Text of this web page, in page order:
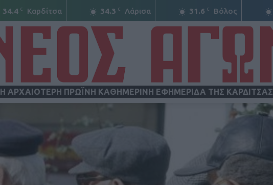
34.4 C Καρδίτσα 34.3 C Λάρισα 31.6 C Βόλος
Η ΑΡΧΑΙΟΤΕΡΗ ΠΡΩΪΝΗ ΚΑΘΗΜΕΡΙΝΗ ΕΦΗΜΕΡΙΔΑ ΤΗΣ ΚΑΡΔΙΤΣΑΣ